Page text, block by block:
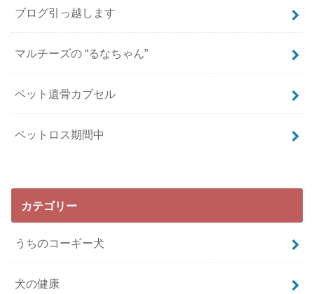
ブログ引っ越します
マルチーズの “るなちゃん”
ペット遺骨カプセル
ペットロス期間中
カテゴリー
うちのコーギー犬
犬の健康